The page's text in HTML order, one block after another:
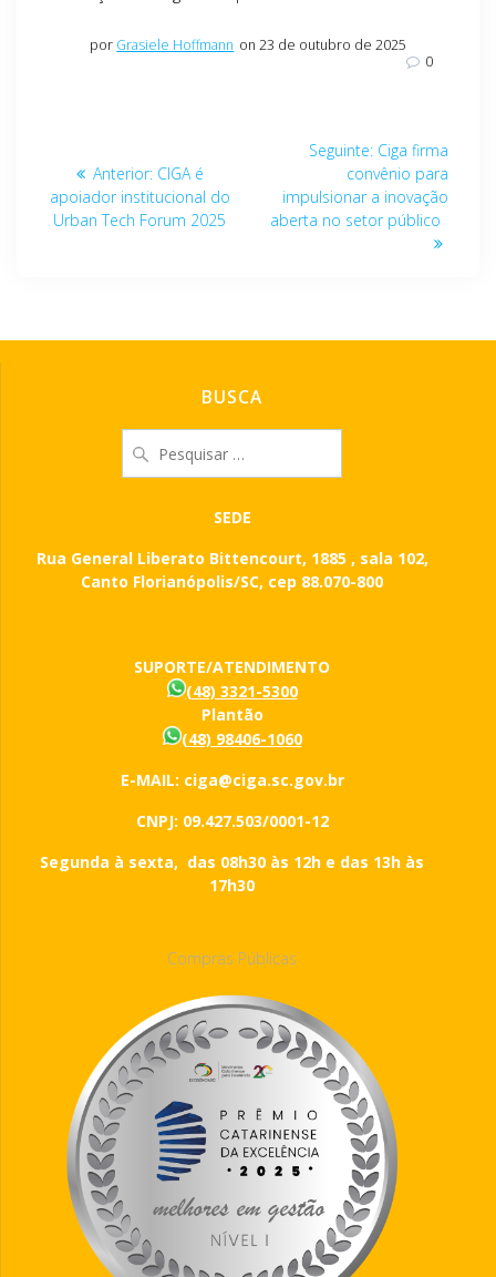
por Grasiele Hoffmann on 23 de outubro de 2025
0
de
Post
Anterior: Post
anterior:
CIGA é
apoiador institucional do
Urban Tech Forum 2025
Seguinte: Post
seguinte:
Ciga firma
convênio para
impulsionar a inovação
aberta no setor público
BUSCA
por:
SEDE
Rua General Liberato Bittencourt, 1885 , sala 102,
Canto Florianópolis/SC, cep 88.070-800
SUPORTE/ATENDIMENTO
(48) 3321-5300
Plantão
(48) 98406-1060
E-MAIL: ciga@ciga.sc.gov.br
CNPJ: 09.427.503/0001-12
Segunda à sexta, das 08h30 às 12h e das 13h às
17h30
Compras Públicas